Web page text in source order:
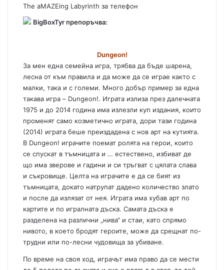
The aMAZEing Labyrinth за телефон
BigBoxTyr препоръчва:
Dungeon!
За мен една семейна игра, трябва да бъде шарена,
лесна от към правила и да може да се играе както с
малки, така и с големи. Много добър пример за една
такава игра – Dungeon!. Играта излиза през далечната
1975 и до 2014 година има излезли куп издания, които
променят само козметично играта, дори тази година
(2014) играта беше преиздадена с нов арт на кутията.
В Dungeon! играчите поемат ролята на герои, които
се спускат в тъмницата и … естествено, избиват де
що има зверове и гадини и си тръгват с цялата слава
и съкровище. Целта на играчите е да се бият из
тъмницата, докато натрупат дадено количество злато
и после да излязат от нея. Играта има хубав арт по
картите и по игралната дъска. Самата дъска е
разделена на различни „нива“ и стаи, като спрямо
нивото, в което бродят героите, може да срещнат по-
трудни или по-лесни чудовища за убиване.
По време на своя ход, играчът има право да се мести